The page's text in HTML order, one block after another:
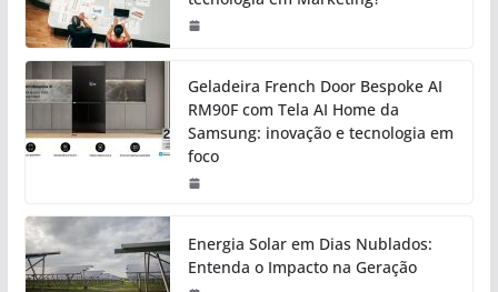
Geladeira French Door Bespoke AI
RM90F com Tela AI Home da
Samsung: inovação e tecnologia em
foco
Energia Solar em Dias Nublados:
Entenda o Impacto na Geração